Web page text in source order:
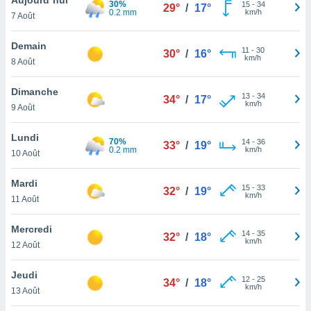
et
»,
au
vous
qu'ils
ou
le
ainsi
un
la
du
7 Août
30%
0.2 mm
29° / 17° 15- 34
km/h
Demain
8 Août
30° / 16° 11 - 30
km/h
Dimanche
9 Août
34° / 17° 13- 34
km/h
Lundi
10 Août
70%
0.2 mm
33° / 19° 14- 36
km/h
Mardi
11 Août
32° / 19° 15- 33
km/h
Mercredi
12 Août
32° / 18° 14- 35
km/h
Jeudi
13 Août
34° / 18° 12- 25
km/h